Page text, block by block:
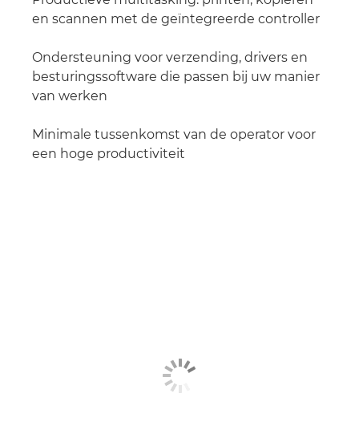
en scannen met de geïntegreerde controller
Ondersteuning voor verzending, drivers en
besturingssoftware die passen bij uw manier
van werken
Minimale tussenkomst van de operator voor
een hoge productiviteit